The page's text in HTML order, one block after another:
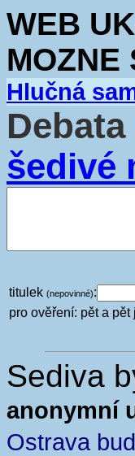
WEB
MOZNE
Hlučná
šedivé
titulek (nepovinné):
pro ověření: pět a pět
Sediva
anonymní
Ostrava